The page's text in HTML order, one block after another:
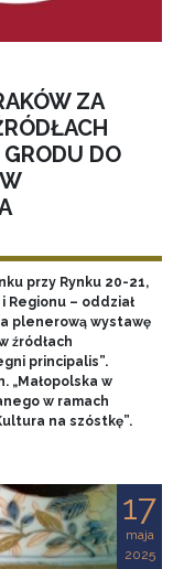
ZA
DO
przy Rynku 20-21,
Regionu – oddział
plenerową wystawę
źródłach
principalis”.
„Małopolska w
w ramach
na szóstkę”.
17
maja
2025